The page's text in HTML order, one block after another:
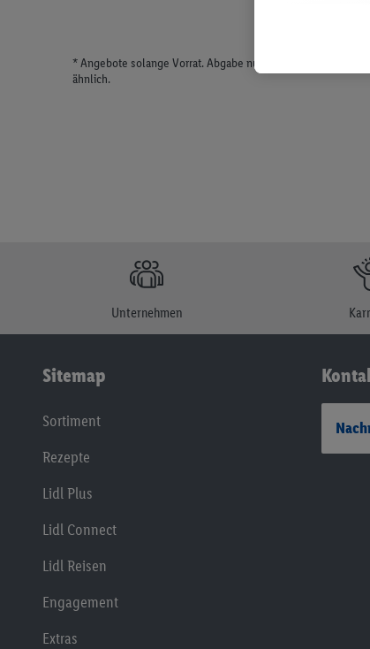
* Angebote solange Vorrat. Abgabe nur in
ähnlich.
Unternehmen
Sitemap
Sortiment
Rezepte
Lidl Plus
Lidl Connect
Lidl Reisen
Engagement
Extras